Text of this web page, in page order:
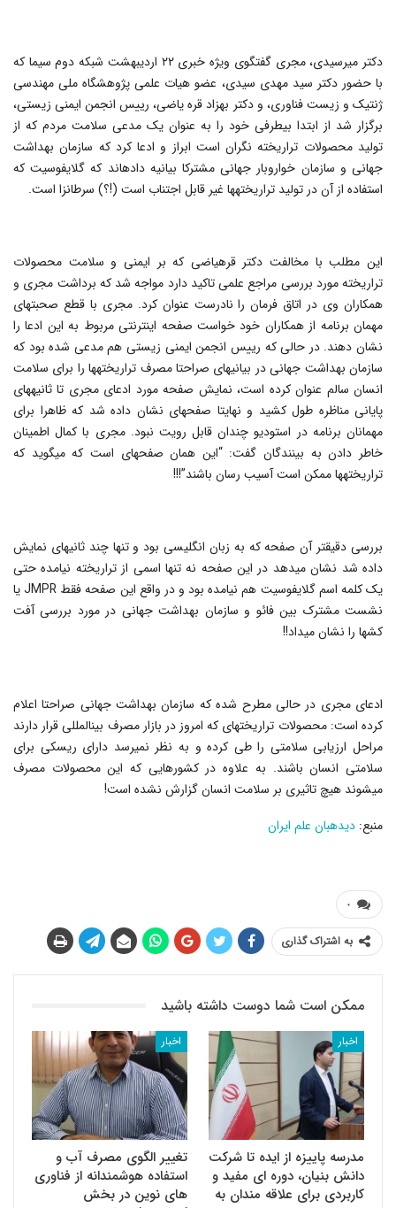
دکتر میرسیدی، مجری گفتگوی ویژه خبری ۲۲ اردیبهشت شبکه دوم سیما که
با حضور دکتر سید مهدی سیدی، عضو هیات علمی پژوهشگاه ملی مهندسی
ژنتیک و زیست فناوری، و دکتر بهزاد قره یاضی، رییس انجمن ایمنی زیستی،
برگزار شد از ابتدا بی‎طرفی خود را به عنوان یک مدعی سلامت مردم که از
تولید محصولات تراریخته نگران است ابراز و ادعا کرد که سازمان بهداشت
جهانی و سازمان خواروبار جهانی مشترکا بیانیه داده‎اند که گلایفوسیت که
استفاده از آن در تولید تراریخته‎ها غیر قابل اجتناب است (!؟) سرطانزا است.
این مطلب با مخالفت دکتر قره‎یاضی که بر ایمنی و سلامت محصولات
تراریخته مورد بررسی مراجع علمی تاکید دارد مواجه شد که برداشت مجری و
همکاران وی در اتاق فرمان را نادرست عنوان کرد. مجری با قطع صحبت‎های
مهمان برنامه از همکاران خود خواست صفحه اینترنتی مربوط به این ادعا را
نشان دهند. در حالی که رییس انجمن ایمنی زیستی هم مدعی شده بود که
سازمان بهداشت جهانی در بیانیه‎ای صراحتا مصرف تراریخته‎ها را برای سلامت
انسان سالم عنوان کرده است، نمایش صفحه مورد ادعای مجری تا ثانیه‎های
پایانی مناظره طول کشید و نهایتا صفحه‎ای نشان داده شد که ظاهرا برای
مهمانان برنامه در استودیو چندان قابل رویت نبود. مجری با کمال اطمینان
خاطر دادن به بینندگان گفت: “این همان صفحه‎ای است که می‎گوید که
تراریخته‎ها ممکن است آسیب رسان باشند”!!!
بررسی دقیقتر آن صفحه که به زبان انگلیسی بود و تنها چند ثانیه‎ای نمایش
داده شد نشان می‎دهد در این صفحه نه تنها اسمی از تراریخته نیامده حتی
یک کلمه اسم گلایفوسیت هم نیامده بود و در واقع این صفحه فقط JMPR یا
نشست مشترک بین فائو و سازمان بهداشت جهانی در مورد بررسی آفت
کش‎ها را نشان می‎داد!!
ادعای مجری در حالی مطرح شده که سازمان بهداشت جهانی صراحتا اعلام
کرده است: محصولات تراریخته‎ای که امروز در بازار مصرف بین‎المللی قرار دارند
مراحل ارزیابی سلامتی را طی کرده و به نظر نمی‎رسد دارای ریسکی برای
سلامتی انسان باشند. به علاوه در کشورهایی که این محصولات مصرف
می‎شوند هیچ تاثیری بر سلامت انسان گزارش نشده است!
منبع: دیده‎بان علم ایران
۰
به اشتراک گذاری
ممکن است شما دوست داشته باشید
اخبار
مدرسه پاییزه از ایده تا شرکت
دانش بنیان، دوره ای مفید و
کاربردی برای علاقه مندان به
اخبار
تغییر الگوی مصرف آب و
استفاده هوشمندانه از فناوری
های نوین در بخش